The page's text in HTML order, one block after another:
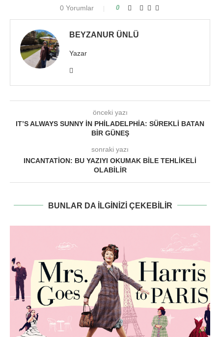
0 Yorumlar 0
BEYZANUR ÜNLÜ
Yazar
önceki yazı
IT’S ALWAYS SUNNY IN PHILADELPHIA: SÜREKLI BATAN
BIR GÜNEŞ
sonraki yazı
INCANTATION: BU YAZIYI OKUMAK BILE TEHLIKELI
OLABILIR
BUNLAR DA ILGINIZI ÇEKEBILIR